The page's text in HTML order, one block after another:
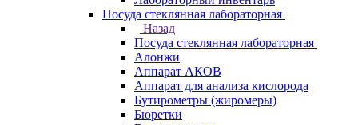
Посуда стеклянная лабораторная
Назад
Посуда стеклянная лабораторная
Алонжи
Аппарат АКОВ
Аппарат для анализа кислорода
Бутирометры (жиромеры)
Бюретки